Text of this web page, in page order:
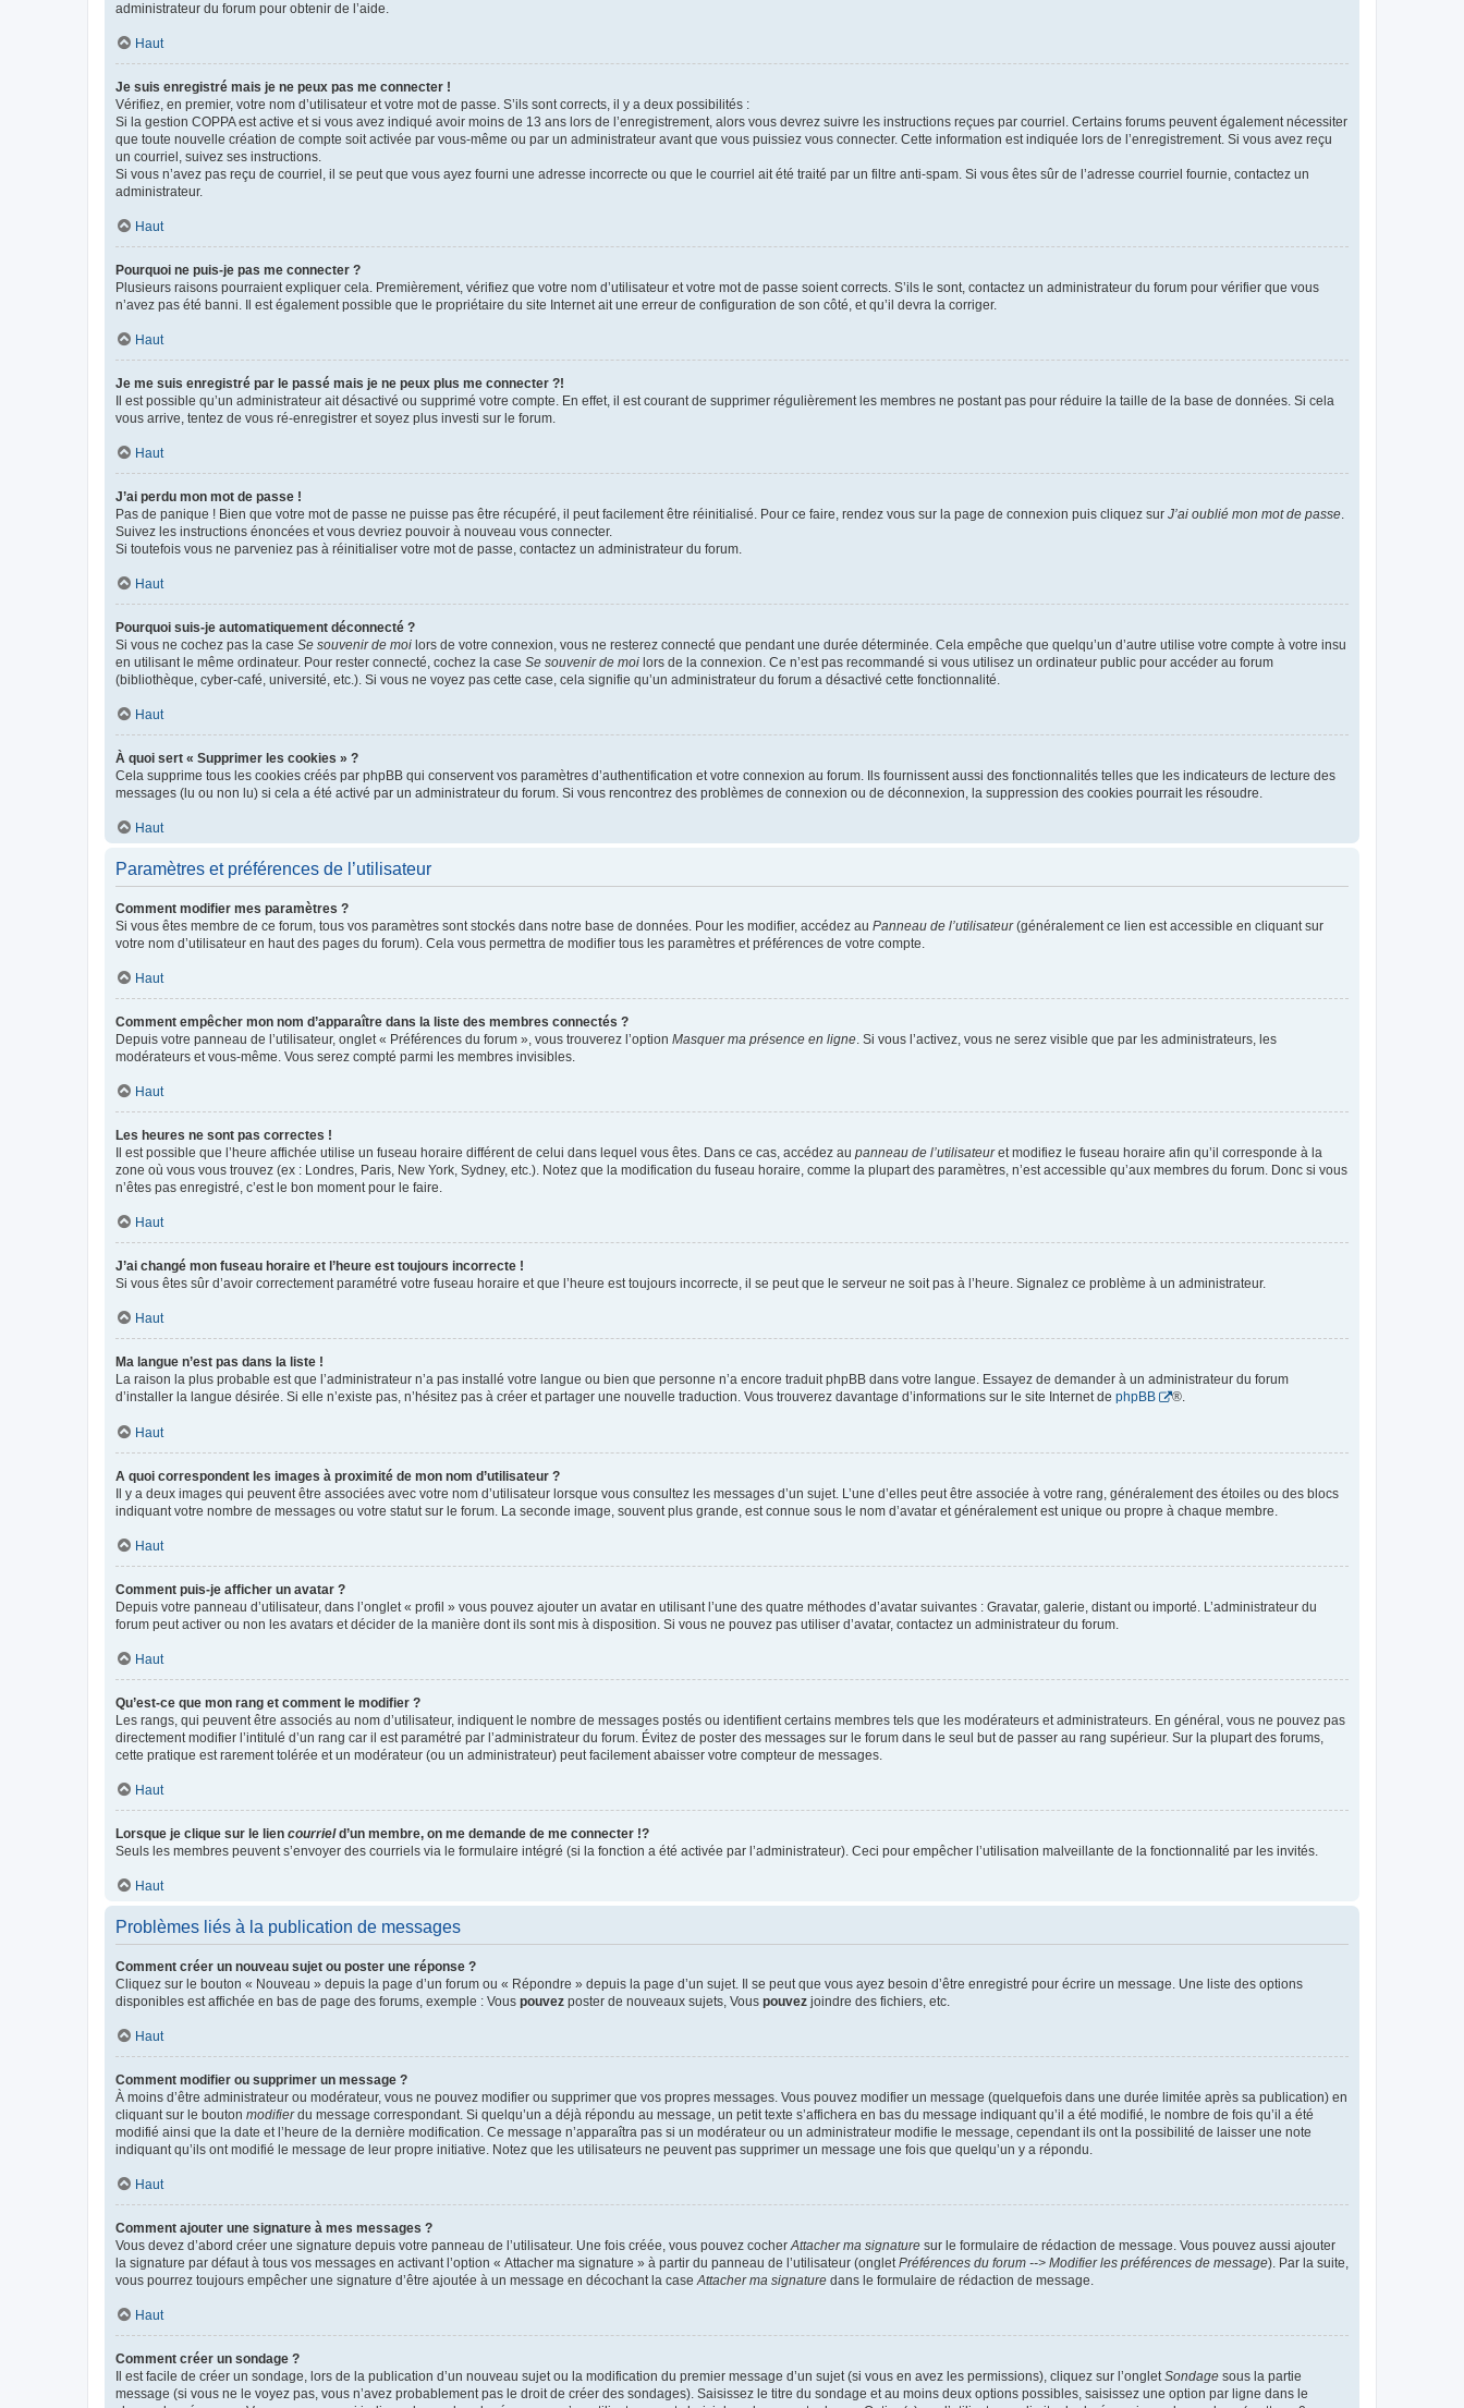
administrateur du forum pour obtenir de l’aide.
Haut
Je suis enregistré mais je ne peux pas me connecter !
Vérifiez, en premier, votre nom d’utilisateur et votre mot de passe. S’ils sont corrects, il y a deux possibilités :
Si la gestion COPPA est active et si vous avez indiqué avoir moins de 13 ans lors de l’enregistrement, alors vous devrez suivre les instructions reçues par courriel. Certains forums peuvent également nécessiter
que toute nouvelle création de compte soit activée par vous-même ou par un administrateur avant que vous puissiez vous connecter. Cette information est indiquée lors de l’enregistrement. Si vous avez reçu
un courriel, suivez ses instructions.
Si vous n’avez pas reçu de courriel, il se peut que vous ayez fourni une adresse incorrecte ou que le courriel ait été traité par un filtre anti-spam. Si vous êtes sûr de l’adresse courriel fournie, contactez un
administrateur.
Haut
Pourquoi ne puis-je pas me connecter ?
Plusieurs raisons pourraient expliquer cela. Premièrement, vérifiez que votre nom d’utilisateur et votre mot de passe soient corrects. S’ils le sont, contactez un administrateur du forum pour vérifier que vous
n’avez pas été banni. Il est également possible que le propriétaire du site Internet ait une erreur de configuration de son côté, et qu’il devra la corriger.
Haut
Je me suis enregistré par le passé mais je ne peux plus me connecter ?!
Il est possible qu’un administrateur ait désactivé ou supprimé votre compte. En effet, il est courant de supprimer régulièrement les membres ne postant pas pour réduire la taille de la base de données. Si cela
vous arrive, tentez de vous ré-enregistrer et soyez plus investi sur le forum.
Haut
J’ai perdu mon mot de passe !
Pas de panique ! Bien que votre mot de passe ne puisse pas être récupéré, il peut facilement être réinitialisé. Pour ce faire, rendez vous sur la page de connexion puis cliquez sur J’ai oublié mon mot de passe.
Suivez les instructions énoncées et vous devriez pouvoir à nouveau vous connecter.
Si toutefois vous ne parveniez pas à réinitialiser votre mot de passe, contactez un administrateur du forum.
Haut
Pourquoi suis-je automatiquement déconnecté ?
Si vous ne cochez pas la case Se souvenir de moi lors de votre connexion, vous ne resterez connecté que pendant une durée déterminée. Cela empêche que quelqu’un d’autre utilise votre compte à votre insu
en utilisant le même ordinateur. Pour rester connecté, cochez la case Se souvenir de moi lors de la connexion. Ce n’est pas recommandé si vous utilisez un ordinateur public pour accéder au forum
(bibliothèque, cyber-café, université, etc.). Si vous ne voyez pas cette case, cela signifie qu’un administrateur du forum a désactivé cette fonctionnalité.
Haut
À quoi sert « Supprimer les cookies » ?
Cela supprime tous les cookies créés par phpBB qui conservent vos paramètres d’authentification et votre connexion au forum. Ils fournissent aussi des fonctionnalités telles que les indicateurs de lecture des
messages (lu ou non lu) si cela a été activé par un administrateur du forum. Si vous rencontrez des problèmes de connexion ou de déconnexion, la suppression des cookies pourrait les résoudre.
Haut
Paramètres et préférences de l’utilisateur
Comment modifier mes paramètres ?
Si vous êtes membre de ce forum, tous vos paramètres sont stockés dans notre base de données. Pour les modifier, accédez au Panneau de l’utilisateur(généralement ce lien est accessible en cliquant sur
votre nom d’utilisateur en haut des pages du forum). Cela vous permettra de modifier tous les paramètres et préférences de votre compte.
Haut
Comment empêcher mon nom d’apparaître dans la liste des membres connectés ?
Depuis votre panneau de l’utilisateur, onglet « Préférences du forum », vous trouverez l’option Masquer ma présence en ligne. Si vous l’activez, vous ne serez visible que par les administrateurs, les
modérateurs et vous-même. Vous serez compté parmi les membres invisibles.
Haut
Les heures ne sont pas correctes !
Il est possible que l’heure affichée utilise un fuseau horaire différent de celui dans lequel vous êtes. Dans ce cas, accédez au panneau de l’utilisateuret modifiez le fuseau horaire afin qu’il corresponde à la
zone où vous vous trouvez (ex : Londres, Paris, New York, Sydney, etc.). Notez que la modification du fuseau horaire, comme la plupart des paramètres, n’est accessible qu’aux membres du forum. Donc si vous
n’êtes pas enregistré, c’est le bon moment pour le faire.
Haut
J’ai changé mon fuseau horaire et l’heure est toujours incorrecte !
Si vous êtes sûr d’avoir correctement paramétré votre fuseau horaire et que l’heure est toujours incorrecte, il se peut que le serveur ne soit pas à l’heure. Signalez ce problème à un administrateur.
Haut
Ma langue n’est pas dans la liste !
La raison la plus probable est que l’administrateur n’a pas installé votre langue ou bien que personne n’a encore traduit phpBB dans votre langue. Essayez de demander à un administrateur du forum
d’installer la langue désirée. Si elle n’existe pas, n’hésitez pas à créer et partager une nouvelle traduction. Vous trouverez davantage d’informations sur le site Internet de phpBB ®.
Haut
A quoi correspondent les images à proximité de mon nom d’utilisateur ?
Il y a deux images qui peuvent être associées avec votre nom d’utilisateur lorsque vous consultez les messages d’un sujet. L’une d’elles peut être associée à votre rang, généralement des étoiles ou des blocs
indiquant votre nombre de messages ou votre statut sur le forum. La seconde image, souvent plus grande, est connue sous le nom d’avatar et généralement est unique ou propre à chaque membre.
Haut
Comment puis-je afficher un avatar ?
Depuis votre panneau d’utilisateur, dans l’onglet « profil » vous pouvez ajouter un avatar en utilisant l’une des quatre méthodes d’avatar suivantes : Gravatar, galerie, distant ou importé. L’administrateur du
forum peut activer ou non les avatars et décider de la manière dont ils sont mis à disposition. Si vous ne pouvez pas utiliser d’avatar, contactez un administrateur du forum.
Haut
Qu’est-ce que mon rang et comment le modifier ?
Les rangs, qui peuvent être associés au nom d’utilisateur, indiquent le nombre de messages postés ou identifient certains membres tels que les modérateurs et administrateurs. En général, vous ne pouvez pas
directement modifier l’intitulé d’un rang car il est paramétré par l’administrateur du forum. Évitez de poster des messages sur le forum dans le seul but de passer au rang supérieur. Sur la plupart des forums,
cette pratique est rarement tolérée et un modérateur (ou un administrateur) peut facilement abaisser votre compteur de messages.
Haut
Lorsque je clique sur le lien courrield’un membre, on me demande de me connecter !?
Seuls les membres peuvent s’envoyer des courriels via le formulaire intégré (si la fonction a été activée par l’administrateur). Ceci pour empêcher l’utilisation malveillante de la fonctionnalité par les invités.
Haut
Problèmes liés à la publication de messages
Comment créer un nouveau sujet ou poster une réponse ?
Cliquez sur le bouton « Nouveau » depuis la page d’un forum ou « Répondre » depuis la page d’un sujet. Il se peut que vous ayez besoin d’être enregistré pour écrire un message. Une liste des options
disponibles est affichée en bas de page des forums, exemple : Vous pouvez poster de nouveaux sujets, Vous pouvez joindre des fichiers, etc.
Haut
Comment modifier ou supprimer un message ?
À moins d’être administrateur ou modérateur, vous ne pouvez modifier ou supprimer que vos propres messages. Vous pouvez modifier un message (quelquefois dans une durée limitée après sa publication) en
cliquant sur le bouton modifierdu message correspondant. Si quelqu’un a déjà répondu au message, un petit texte s’affichera en bas du message indiquant qu’il a été modifié, le nombre de fois qu’il a été
modifié ainsi que la date et l’heure de la dernière modification. Ce message n’apparaîtra pas si un modérateur ou un administrateur modifie le message, cependant ils ont la possibilité de laisser une note
indiquant qu’ils ont modifié le message de leur propre initiative. Notez que les utilisateurs ne peuvent pas supprimer un message une fois que quelqu’un y a répondu.
Haut
Comment ajouter une signature à mes messages ?
Vous devez d’abord créer une signature depuis votre panneau de l’utilisateur. Une fois créée, vous pouvez cocherAttacher ma signature sur le formulaire de rédaction de message. Vous pouvez aussi ajouter
la signature par défaut à tous vos messages en activant l’option « Attacher ma signature » à partir du panneau de l’utilisateur (ongletPréférences du forum --> Modifier les préférences de message). Par la suite,
vous pourrez toujours empêcher une signature d’être ajoutée à un message en décochant la caseAttacher ma signature dans le formulaire de rédaction de message.
Haut
Comment créer un sondage ?
Il est facile de créer un sondage, lors de la publication d’un nouveau sujet ou la modification du premier message d’un sujet (si vous en avez les permissions), cliquez sur l’ongletSondage sous la partie
message (si vous ne le voyez pas, vous n’avez probablement pas le droit de créer des sondages). Saisissez le titre du sondage et au moins deux options possibles, saisissez une option par ligne dans le